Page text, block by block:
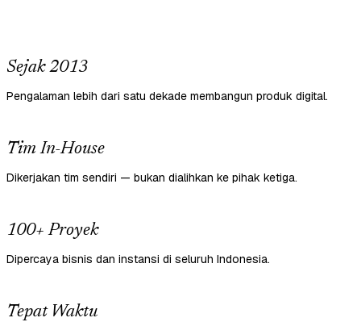
Sejak 2013
Pengalaman lebih dari satu dekade membangun produk digital.
Tim In-House
Dikerjakan tim sendiri — bukan dialihkan ke pihak ketiga.
100+ Proyek
Dipercaya bisnis dan instansi di seluruh Indonesia.
Tepat Waktu